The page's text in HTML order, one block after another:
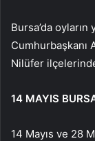
Bursa’da oyların
Cumhurbaşkanı
Nilüfer
14 MAYIS
14 Mayıs ve 28